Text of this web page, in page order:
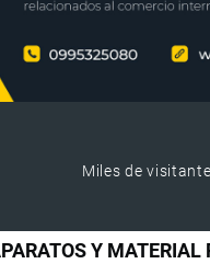
Miles de
Y MATERIAL